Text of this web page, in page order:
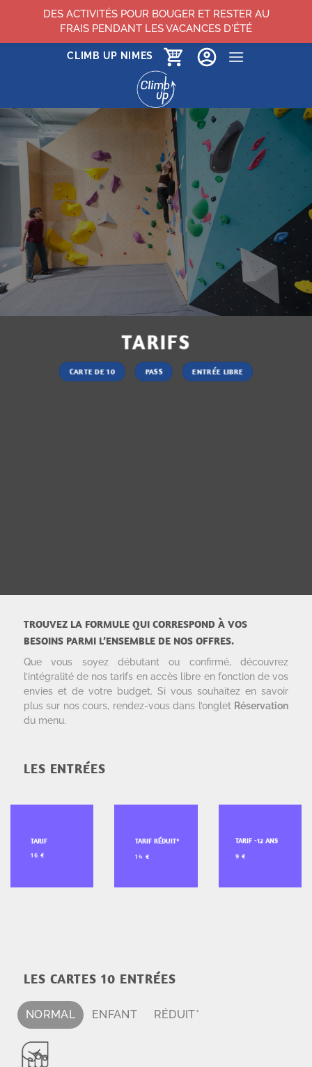
CLIMB UP NIMES
TARIFS
CARTE DE 10 PASS ENTRÉE LIBRE
TROUVEZ LA FORMULE QUI CORRESPOND À VOS
BESOINS PARMI L’ENSEMBLE DE NOS OFFRES.
Que vous soyez débutant ou confirmé, découvrez
l’intégralité de nos tarifs en accès libre en fonction de vos
envies et de votre budget. Si vous souhaitez en savoir
plus sur nos cours, rendez-vous dans l’onglet Réservation
du menu.
LES ENTRÉES
TARIF TARIF RÉDUIT* TARIF -12 ANS
LES CARTES 10 ENTRÉES
NORMAL ENFANT RÉDUIT*
DES ACTIVITÉS POUR BOUGER ET RESTER AU
FRAIS PENDANT LES VACANCES D'ÉTÉ